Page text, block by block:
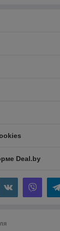
Deal.by